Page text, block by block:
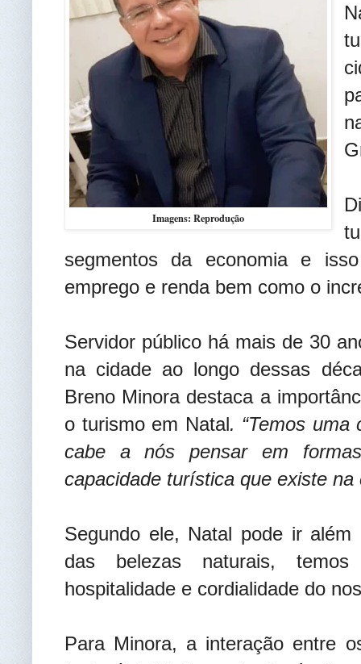
Imagens: Reprodução
segmentos da economia e
emprego e renda bem como o
Servidor público há mais de 30
na cidade ao longo dessas
Breno Minora destaca a
o turismo em Natal. “Temos uma
cabe a nós pensar em
capacidade turística que existe na
Segundo ele, Natal pode ir além
das belezas naturais,
hospitalidade e cordialidade do
Para Minora, a interação entre